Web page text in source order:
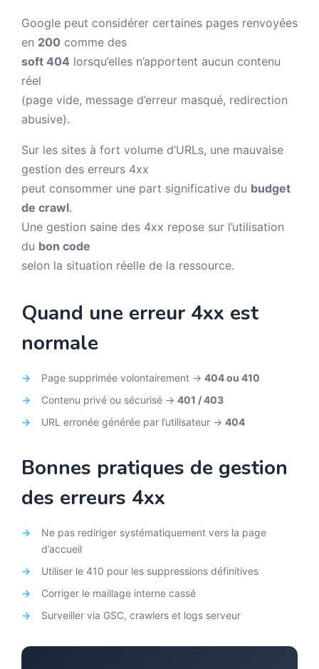
Google peut considérer certaines pages renvoyées
en 200 comme des
soft 404 lorsqu’elles n’apportent aucun contenu
réel
(page vide, message d’erreur masqué, redirection
abusive).
Sur les sites à fort volume d’URLs, une mauvaise
gestion des erreurs 4xx
peut consommer une part significative du budget
de crawl.
Une gestion saine des 4xx repose sur l’utilisation
du bon code
selon la situation réelle de la ressource.
Quand une erreur 4xx est
normale
Page supprimée volontairement → 404 ou 410
Contenu privé ou sécurisé → 401 / 403
URL erronée générée par l’utilisateur → 404
Bonnes pratiques de gestion
des erreurs 4xx
Ne pas rediriger systématiquement vers la page
d’accueil
Utiliser le 410 pour les suppressions définitives
Corriger le maillage interne cassé
Surveiller via GSC, crawlers et logs serveur